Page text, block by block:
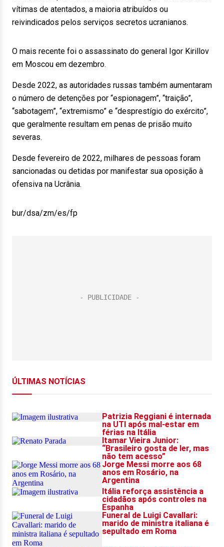
vítimas de atentados, a maioria atribuídos ou
reivindicados pelos serviços secretos ucranianos.
O mais recente foi o assassinato do general Igor Kirillov
em Moscou em dezembro.
Desde 2022, as autoridades russas também aumentaram
o número de detenções por “espionagem”, “traição”,
“sabotagem”, “extremismo” e “desprestígio do exército”,
que geralmente resultam em penas de prisão muito
severas.
Desde fevereiro de 2022, milhares de pessoas foram
sancionadas ou detidas por manifestar sua oposição à
ofensiva na Ucrânia.
bur/dsa/zm/es/fp